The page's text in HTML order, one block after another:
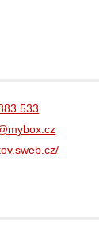
533